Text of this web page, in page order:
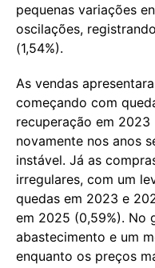
pequenas variações
oscilações,
(1,54%).
As vendas
começando com
recuperação em
novamente nos anos
instável. Já as
irregulares, com um
quedas em 2023 e
em 2025 (0,59%). No
abastecimento e um
enquanto os preços